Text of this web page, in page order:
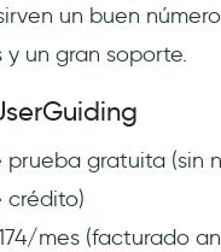
un buen
un gran soporte.
prueba gratuita (sin
crédito)
mes (facturado